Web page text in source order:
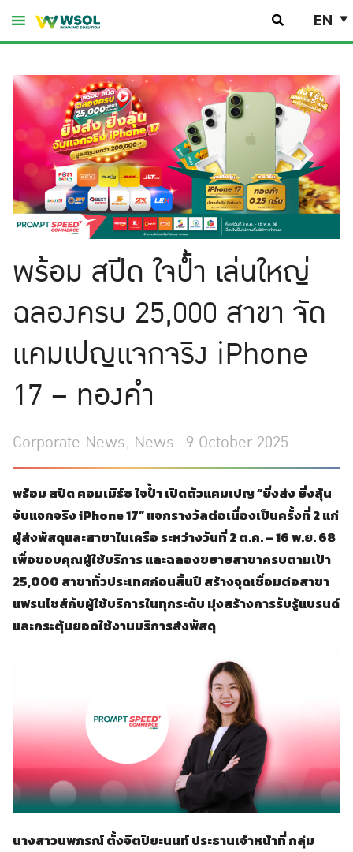
Skip
to
EN
พร้อม สปีด ใจป้ำ เล่นใหญ่
ฉลองครบ 25,000 สาขา จัด
แคมเปญแจกจริง iPhone
17 – ทองคำ
Corporate News, News 9 October 2025
พร้อม สปีด คอมเมิร์ซ ใจป้ำ เปิดตัวแคมเปญ “ยิ่งส่ง ยิ่งลุ้น
จับแจกจริง iPhone 17” แจกรางวัลต่อเนื่องเป็นครั้งที่ 2 แก่
ผู้ส่งพัสดุและสาขาในเครือ ระหว่างวันที่ 2 ต.ค. – 16 พ.ย. 68
เพื่อขอบคุณผู้ใช้บริการ และฉลองขยายสาขาครบตามเป้า
25,000 สาขาทั่วประเทศก่อนสิ้นปี สร้างจุดเชื่อมต่อสาขา
แฟรนไชส์กับผู้ใช้บริการในทุกระดับ มุ่งสร้างการรับรู้แบรนด์
และกระตุ้นยอดใช้งานบริการส่งพัสดุ
นางสาวนพภรณ์ ตั้งจิตปิยะนนท์ ประธานเจ้าหน้าที่ กลุ่ม